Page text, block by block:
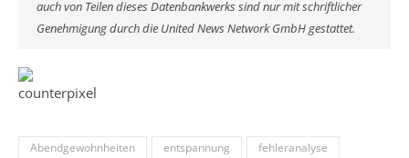
auch von Teilen dieses Datenbankwerks sind nur mit schriftlicher
Genehmigung durch die United News Network GmbH gestattet.
Abendgewohnheiten entspannung
fehleranalyse